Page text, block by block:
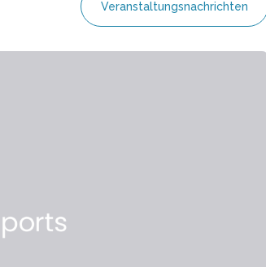
Veranstaltungsnachrichten